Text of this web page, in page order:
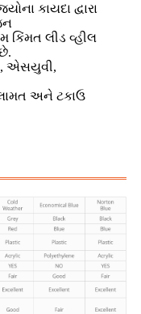
કાયદા દ્વારા
કિંમત લીડ વ્હીલ
એસયુવી,
અને ટકાઉ